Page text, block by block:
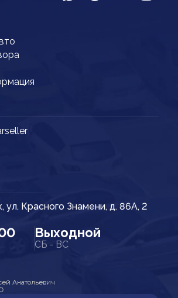
ул. Красного Знамени, д. 86А, 2
Выходной
СБ - ВС
Анатольевич